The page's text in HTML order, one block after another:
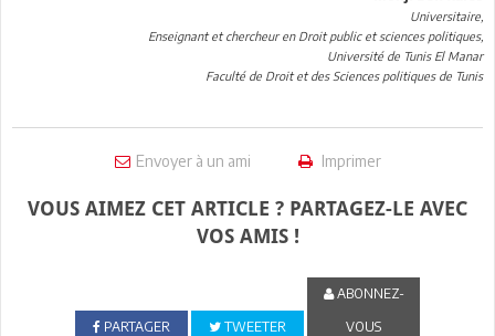
Universitaire,
Enseignant et chercheur en Droit public et sciences politiques,
Université de Tunis El Manar
Faculté de Droit et des Sciences politiques de Tunis
Envoyer à un ami Imprimer
VOUS AIMEZ CET ARTICLE ? PARTAGEZ-LE AVEC
VOS AMIS !
PARTAGER TWEETER
ABONNEZ-
VOUS